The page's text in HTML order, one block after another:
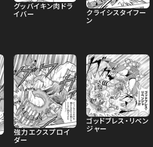
グッバイキン肉ドラ
イバー
クライシスタイフー
ン
強力エクスプロイ
ダー
ゴッドブレス・リベン
ジャー